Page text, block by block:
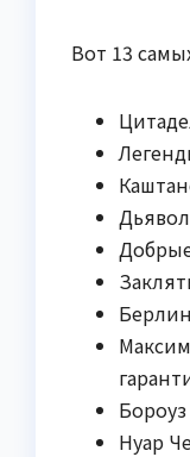
Вот 13
Бороуз
Нуар